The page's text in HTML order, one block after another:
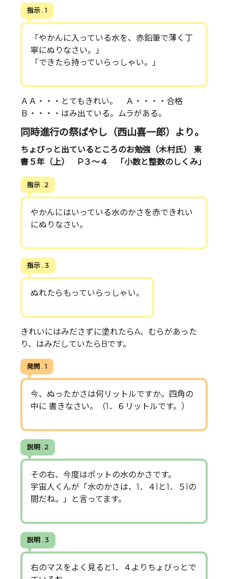
指示 . 1
「やかんに入っている水を、赤鉛筆で薄く丁
寧にぬりなさい。」
「できたら持っていらっしゃい。」
ＡＡ・・・とてもきれい。 Ａ・・・・合格
Ｂ・・・・はみ出ている。ムラがある。
同時進行の祭ばやし（西山喜一郎）より。
ちょびっと出ているところのお勉強（木村氏） 東
書５年（上） P３～４ 「小数と整数のしくみ」
指示 . 2
やかんにはいっている水のかさを赤できれい
にぬりなさい。
指示 . 3
ぬれたらもっていらっしゃい。
きれいにはみださずに塗れたらA、むらがあった
り、はみだしていたらBです。
発問 . 1
今、ぬったかさは何リットルですか。四角の
中に 書きなさい。（1．６リットルです。）
説明 . 2
その右、今度はポットの水のかさです。
宇宙人くんが「水のかさは、1．４lと1．５lの
間だね。」と言ってます。
説明 . 3
右のマスをよく見ると1．４よりちょびっとで